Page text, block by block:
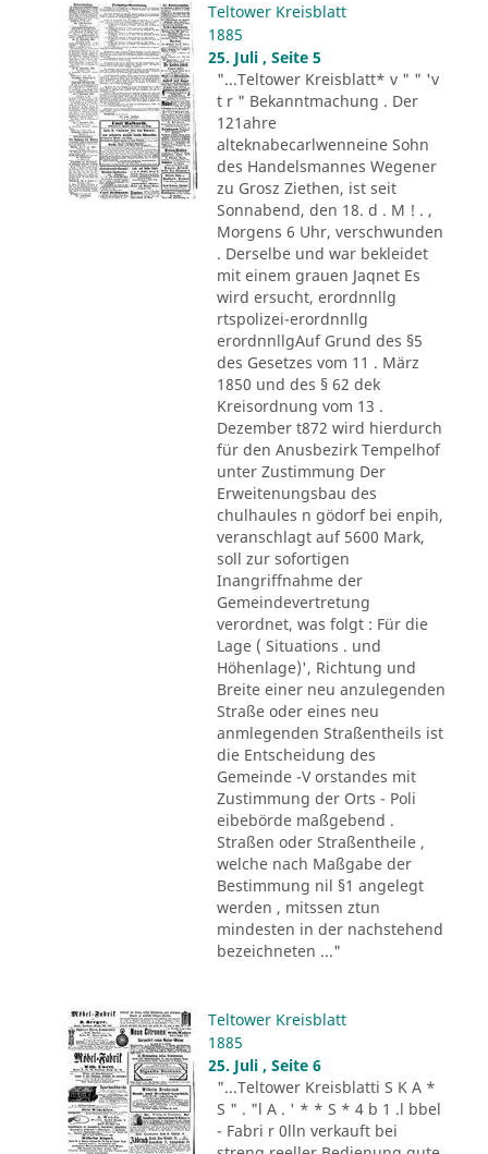
Teltower Kreisblatt
1885
25. Juli , Seite 5
"...Teltower Kreisblatt* v " " 'v
t r " Bekanntmachung . Der
121ahre
alteknabecarlwenneine Sohn
des Handelsmannes Wegener
zu Grosz Ziethen, ist seit
Sonnabend, den 18. d . M ! . ,
Morgens 6 Uhr, verschwunden
. Derselbe und war bekleidet
mit einem grauen Jaqnet Es
wird ersucht, erordnnllg
rtspolizei-erordnnllg
erordnnllgAuf Grund des §5
des Gesetzes vom 11 . März
1850 und des § 62 dek
Kreisordnung vom 13 .
Dezember t872 wird hierdurch
für den Anusbezirk Tempelhof
unter Zustimmung Der
Erweitenungsbau des
chulhaules n gödorf bei enpih,
veranschlagt auf 5600 Mark,
soll zur sofortigen
Inangriffnahme der
Gemeindevertretung
verordnet, was folgt : Für die
Lage ( Situations . und
Höhenlage)', Richtung und
Breite einer neu anzulegenden
Straße oder eines neu
anmlegenden Straßentheils ist
die Entscheidung des
Gemeinde -V orstandes mit
Zustimmung der Orts - Poli
eibebörde maßgebend .
Straßen oder Straßentheile ,
welche nach Maßgabe der
Bestimmung nil §1 angelegt
werden , mitssen ztun
mindesten in der nachstehend
bezeichneten ..."
Teltower Kreisblatt
1885
25. Juli , Seite 6
"...Teltower Kreisblatti S K A *
S " . "l A . ' * * S * 4 b 1 .l bbel
- Fabri r 0lln verkauft bei